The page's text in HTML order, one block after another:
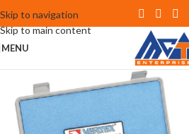
Skip to navigation
Skip to main content
MENU